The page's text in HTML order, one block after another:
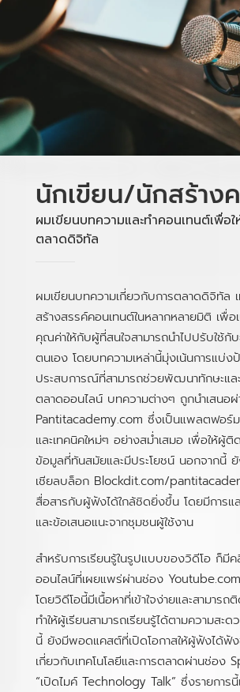
นักเขียน/นักสร้าง
ผมเขียนบทความและทำคอนเทนต์เพื่อ
ตลาดดิจิทัล
ผมเขียนบทความเกี่ยวกับการตลาดดิจิทัล
สร้างสรรค์คอนเทนต์ในหลากหลายมิติ เพื่อ
คุณค่าให้กับผู้ที่สนใจสามารถนำไปปรับใช้กั
ตนเอง โดยบทความเหล่านี้มุ่งเน้นการแบ่ง
ประสบการณ์ที่สามารถช่วยพัฒนาทักษะและ
ตลาดออนไลน์ บทความต่างๆ ถูกนำเสนอผ่
Pantitacademy.com ซึ่งเป็นแพลตฟอร์
และเทคนิคใหม่ๆ อย่างสม่ำเสมอ เพื่อให้ผู้ติ
ข้อมูลที่ทันสมัยและมีประโยชน์ นอกจากนี้
เชียลบล็อก Blockdit.com/
สื่อสารกับผู้ฟังได้ใกล้ชิดยิ่งขึ้น โดยมีการแ
และข้อเสนอแนะจากชุมชนผู้ใช้งาน
สำหรับการเรียนรู้ในรูปแบบของวิดีโอ ก็มี
ออนไลน์ที่เผยแพร่ผ่านช่อง
โดยวิดีโอนี้มีเนื้อหาที่เข้าใจง่ายและสามาร
ทำให้ผู้เรียนสามารถเรียนรู้ได้ตามความสะ
นี้ ยังมีพอดแคสต์ที่เปิดโอกาสให้ผู้ฟังได้ฟั
เกี่ยวกับเทคโนโลยีและการตลาดผ่านช่อง
“เปิดไมค์ Technology Talk” ซึ่งรายกา